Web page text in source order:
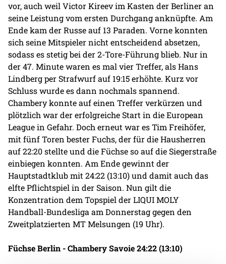
vor, auch weil Victor Kireev im Kasten der Berliner an
seine Leistung vom ersten Durchgang anknüpfte. Am
Ende kam der Russe auf 13 Paraden. Vorne konnten
sich seine Mitspieler nicht entscheidend absetzen,
sodass es stetig bei der 2-Tore-Führung blieb. Nur in
der 47. Minute waren es mal vier Treffer, als Hans
Lindberg per Strafwurf auf 19:15 erhöhte. Kurz vor
Schluss wurde es dann nochmals spannend.
Chambery konnte auf einen Treffer verkürzen und
plötzlich war der erfolgreiche Start in die European
League in Gefahr. Doch erneut war es Tim Freihöfer,
mit fünf Toren bester Fuchs, der für die Hausherren
auf 22:20 stellte und die Füchse so auf die Siegerstraße
einbiegen konnten. Am Ende gewinnt der
Hauptstadtklub mit 24:22 (13:10) und damit auch das
elfte Pflichtspiel in der Saison. Nun gilt die
Konzentration dem Topspiel der LIQUI MOLY
Handball-Bundesliga am Donnerstag gegen den
Zweitplatzierten MT Melsungen (19 Uhr).
Füchse Berlin - Chambery Savoie 24:22 (13:10)